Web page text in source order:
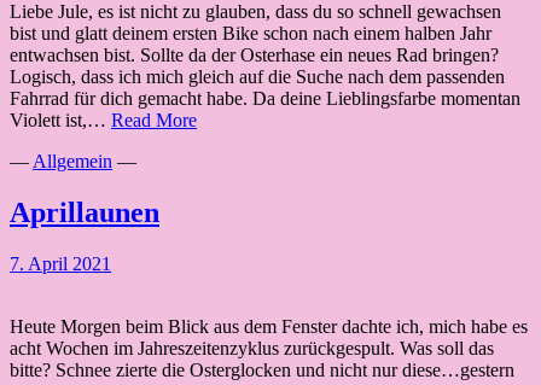
Liebe Jule, es ist nicht zu glauben, dass du so schnell gewachsen
bist und glatt deinem ersten Bike schon nach einem halben Jahr
entwachsen bist. Sollte da der Osterhase ein neues Rad bringen?
Logisch, dass ich mich gleich auf die Suche nach dem passenden
Fahrrad für dich gemacht habe. Da deine Lieblingsfarbe momentan
Violett ist,… Read MoreDritter
— Allgemein —
Aprillaunen
7. April 2021
Heute Morgen beim Blick aus dem Fenster dachte ich, mich habe es
acht Wochen im Jahreszeitenzyklus zurückgespult. Was soll das
bitte? Schnee zierte die Osterglocken und nicht nur diese…gestern